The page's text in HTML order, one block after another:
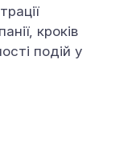
кроків
подій у